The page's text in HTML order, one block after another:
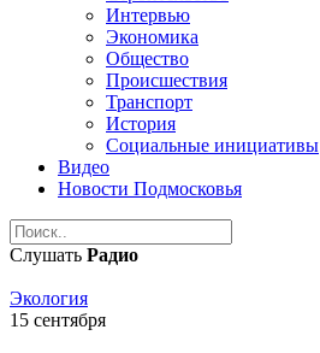
Интервью
Экономика
Общество
Происшествия
Транспорт
История
Социальные инициативы
Видео
Новости Подмосковья
Слушать Радио
Экология
15 сентября